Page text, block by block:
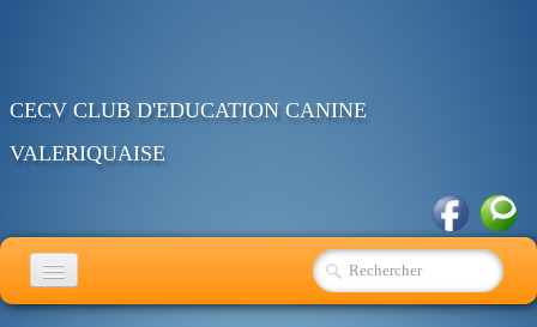
CECV CLUB D'EDUCATION CANINE
VALERIQUAISE
ACCUEIL